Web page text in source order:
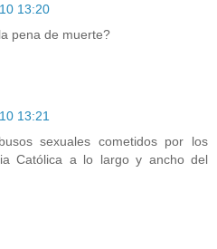
13:20
pena de muerte?
13:21
sexuales cometidos por los
Católica a lo largo y ancho del